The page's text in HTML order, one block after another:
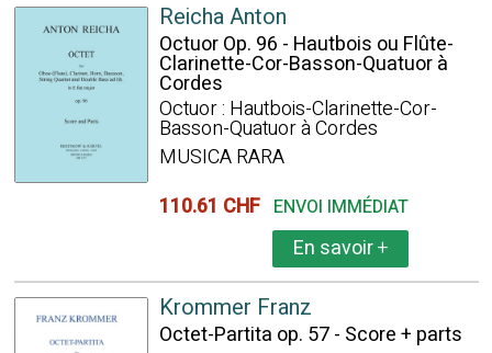
Reicha Anton
Octuor Op. 96 - Hautbois ou Flûte-
Clarinette-Cor-Basson-Quatuor à
Cordes
Octuor : Hautbois-Clarinette-Cor-
Basson-Quatuor à Cordes
MUSICA RARA
110.61 CHF ENVOI IMMÉDIAT
En savoir+
Krommer Franz
Octet-Partita op. 57 - Score + parts